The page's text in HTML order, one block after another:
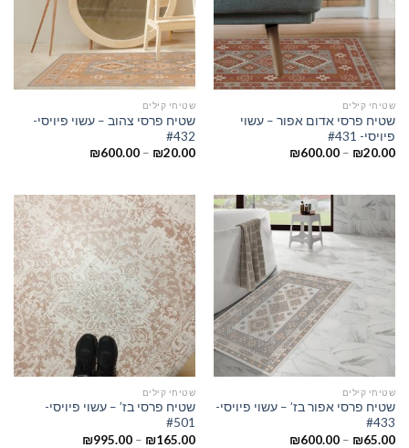
שטיחי קילים
שטיח פרסי אדום אפור – עשוי
פיויסי- #431
₪20.00
–
₪600.00
שטיחי קילים
שטיח פרסי צהוב – עשוי פיויסי-
#432
₪20.00
–
₪600.00
שטיחי קילים
שטיח פרסי אפור בז’ – עשוי פיויסי-
#433
₪65.00
–
₪600.00
שטיחי קילים
שטיח פרסי בז’ – עשוי פיויסי-
#501
₪165.00
–
₪995.00